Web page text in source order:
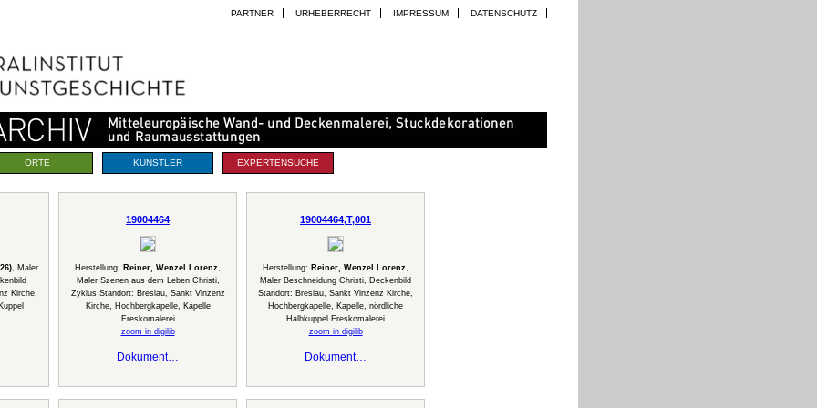
PARTNER URHEBERRECHT IMPRESSUM DATENSCHUTZ
ORTE KÜNSTLER EXPERTENSUCHE
, Maler
Kirche,
19004464
Herstellung: Reiner, Wenzel Lorenz,
Maler Szenen aus dem Leben Christi,
Zyklus Standort: Breslau, Sankt Vinzenz
Kirche, Hochbergkapelle, Kapelle
Freskomalerei
zoom in digilib
Dokument…
19004464,T,001
Herstellung: Reiner, Wenzel Lorenz,
Maler Beschneidung Christi, Deckenbild
Standort: Breslau, Sankt Vinzenz Kirche,
Hochbergkapelle, Kapelle, nördliche
Halbkuppel Freskomalerei
zoom in digilib
Dokument…